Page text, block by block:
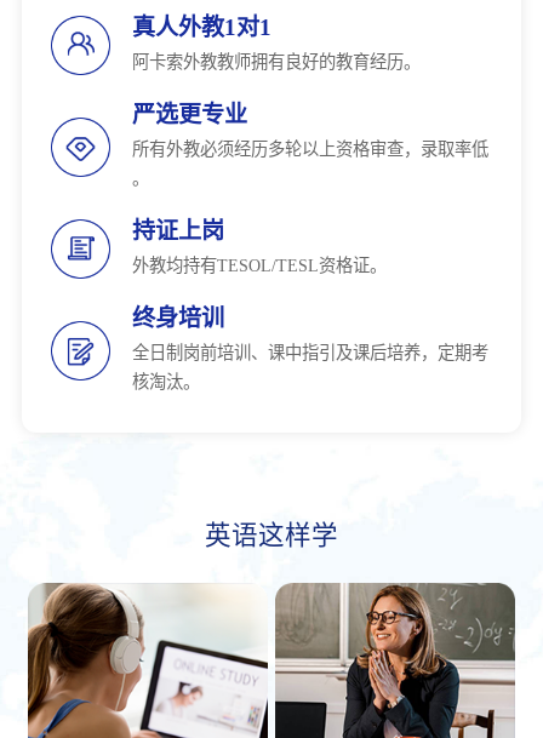
真人外教1对1
阿卡索外教教师拥有良好的教育经历。
严选更专业
所有外教必须经历多轮以上资格审查，录取率低
。
持证上岗
外教均持有TESOL/TESL资格证。
终身培训
全日制岗前培训、课中指引及课后培养，定期考
核淘汰。
英语这样学